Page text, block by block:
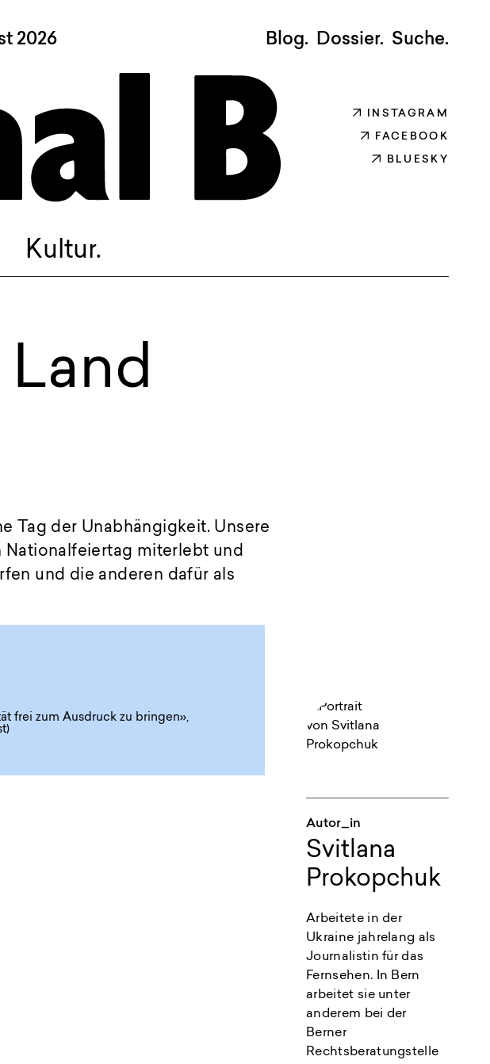
2026
INSTAGRAM
FACEBOOK
BLUESKY
Kultur.
Blog. Dossier. Suche.
Tag der Unabhängigkeit. Unsere
Nationalfeiertag miterlebt und
und die anderen dafür als
frei zum Ausdruck zu bringen»,
Autor_in
Svitlana
Prokopchuk
Arbeitete in der
Ukraine jahrelang als
Journalistin für das
Fernsehen. In Bern
arbeitet sie unter
anderem bei der
Berner
Rechtsberatungstelle